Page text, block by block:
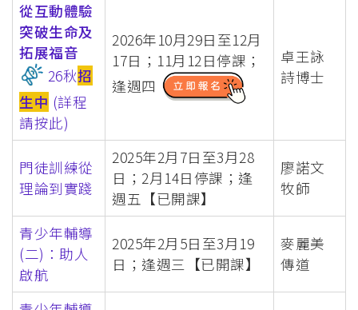
從互動體驗
突破生命及
拓展福音
26秋招
生中 (詳程
請按此)
2026年10月29日至12月
17日；11月12日停課；
逢週四
卓王詠
詩博士
門徒訓練從
理論到實踐
2025年2月7日至3月28
日；2月14日停課；逢
週五【已開課】
廖諾文
牧師
青少年輔導
(二)：助人
啟航
2025年2月5日至3月19
日；逢週三【已開課】
麥麗美
傳道